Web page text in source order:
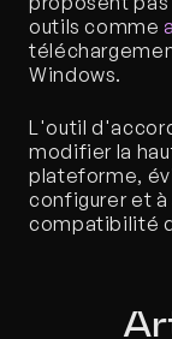
outils comme
Windows.
L'outil
modifier la
plateforme,
configurer et
compatibilité